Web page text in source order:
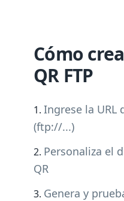
Cómo
QR FTP
Ingrese la URL
(ftp://...)
Personaliza el
QR
Genera y